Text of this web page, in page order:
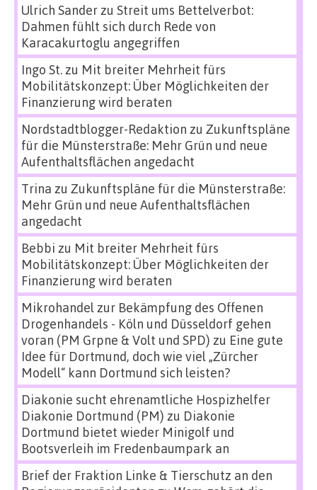
Ulrich Sanderzu Streit ums Bettelverbot:
Dahmen fühlt sich durch Rede von
Karacakurtoglu angegriffen
Ingo St.zu Mit breiter Mehrheit fürs
Mobilitätskonzept: Über Möglichkeiten der
Finanzierung wird beraten
Nordstadtblogger-Redaktion zu Zukunftspläne
für die Münsterstraße: Mehr Grün und neue
Aufenthaltsflächen angedacht
Trina zu Zukunftspläne für die Münsterstraße:
Mehr Grün und neue Aufenthaltsflächen
angedacht
Bebbi zu Mit breiter Mehrheit fürs
Mobilitätskonzept: Über Möglichkeiten der
Finanzierung wird beraten
Mikrohandel zur Bekämpfung des Offenen
Drogenhandels - Köln und Düsseldorf gehen
voran (PM Grpne & Volt und SPD) zu Eine gute
Idee für Dortmund, doch wie viel „Zürcher
Modell“ kann Dortmund sich leisten?
Diakonie sucht ehrenamtliche Hospizhelfer
Diakonie Dortmund (PM) zu Diakonie
Dortmund bietet wieder Minigolf und
Bootsverleih im Fredenbaumpark an
Brief der Fraktion Linke & Tierschutz an den